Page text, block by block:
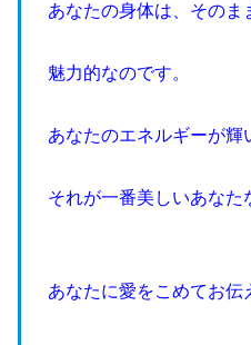
あなたの身体は、そのま
魅力的なのです。
あなたのエネルギーが輝
それが一番美しいあなた
あなたに愛をこめてお伝